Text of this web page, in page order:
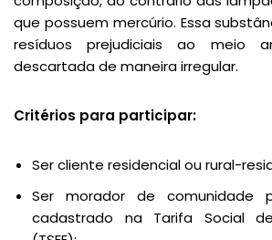
que possuem mercúrio. Essa
resíduos prejudiciais ao meio
descartada de maneira irregular.
Critérios para participar:
Ser cliente residencial ou rural-
Ser morador de comunidade
cadastrado na Tarifa Social